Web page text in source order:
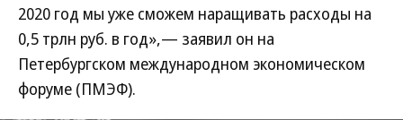
2020 год мы уже сможем наращивать расходы на
0,5 трлн руб. в год»,— заявил он на
Петербургском международном экономическом
форуме (ПМЭФ).